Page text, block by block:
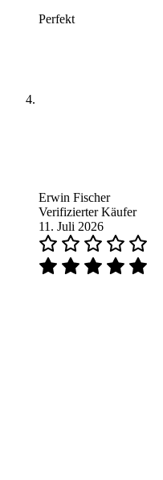
Perfekt
Erwin Fischer
Verifizierter Käufer
11. Juli 2026